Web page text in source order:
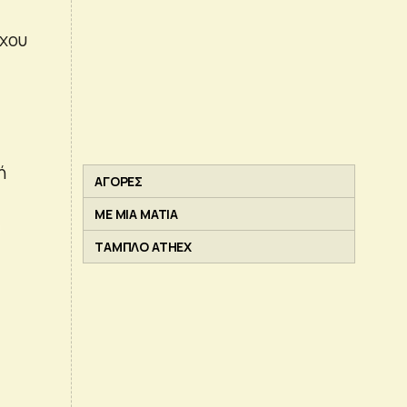
ΑΓΟΡΕΣ
ΜΕ ΜΙΑ ΜΑΤΙΑ
ΤΑΜΠΛΟ ATHEX